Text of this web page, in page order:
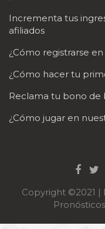
Incrementa tus
afiliados
¿Cómo registrarse
¿Cómo hacer tu
Reclama tu bono de
¿Cómo jugar en
Copyright ©2021 |